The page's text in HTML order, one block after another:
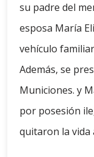
su padre del
esposa María
vehículo
Además, se
Municiones. y
por posesión
quitaron la vida